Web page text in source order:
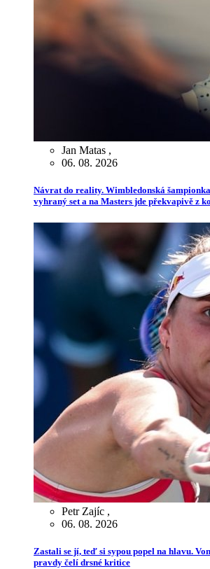
Jan Matas ,
06. 08. 2026
Návrat do reality. Wimbledonská
vyhraný set a na Masters jde překvapivě z
Petr Zajíc ,
06. 08. 2026
Zastali se jí, teď si sypou popel na hlavu.
pravdy čelí drsné kritice